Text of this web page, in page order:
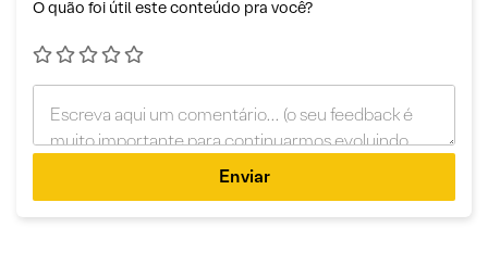
O quão foi útil este conteúdo pra você?
Enviar